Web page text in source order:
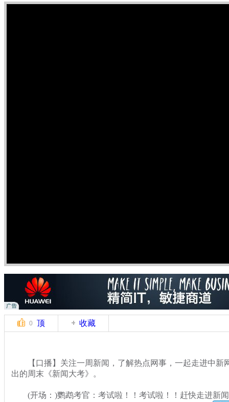
0 顶 收藏
【口播】关注一周新闻，了解热点网事，一起走进中新
出的周末《新闻大考》。
(开场：)鹦鹉考官：考试啦！！考试啦！！赶快走进新闻